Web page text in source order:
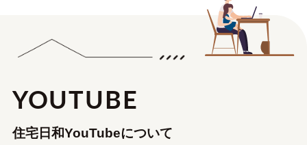
YOUTUBE
住宅日和YouTubeについて